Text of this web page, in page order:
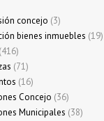
concejo (3)
bienes inmuebles (19)
(416)
(71)
(16)
Concejo (36)
Municipales (38)